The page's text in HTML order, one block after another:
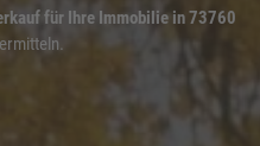
für Ihre Immobilie in 73760